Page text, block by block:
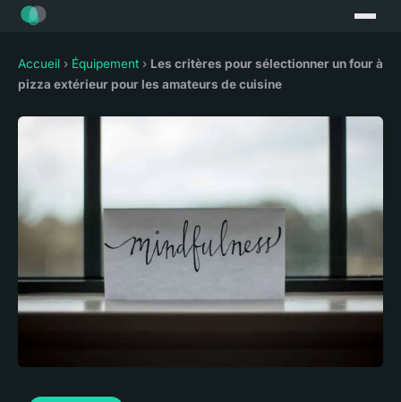
Accueil › Équipement › Les critères pour sélectionner un four à
pizza extérieur pour les amateurs de cuisine